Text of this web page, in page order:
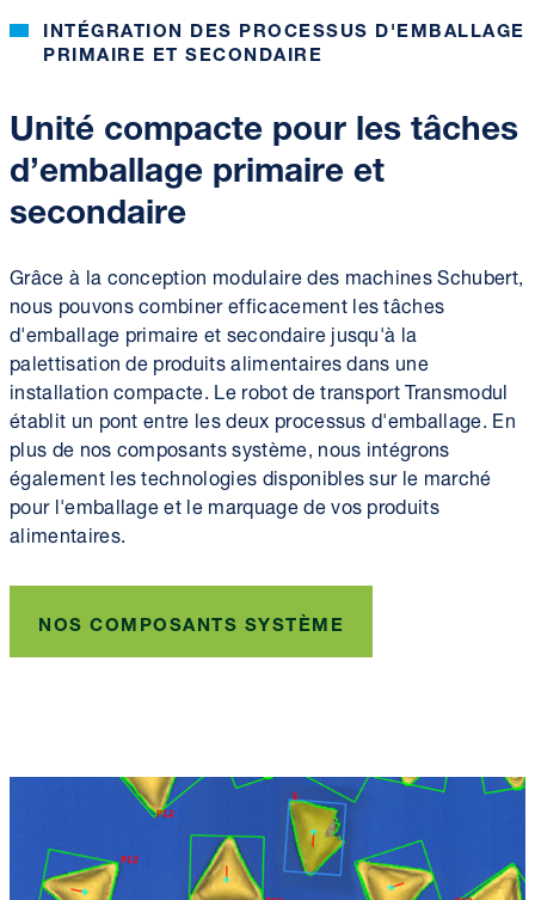
INTÉGRATION DES PROCESSUS D'EMBALLAGE
PRIMAIRE ET SECONDAIRE
Unité compacte pour les tâches
d’emballage primaire et
secondaire
Grâce à la conception modulaire des machines Schubert,
nous pouvons combiner efficacement les tâches
d'emballage primaire et secondaire jusqu'à la
palettisation de produits alimentaires dans une
installation compacte. Le robot de transport Transmodul
établit un pont entre les deux processus d'emballage. En
plus de nos composants système, nous intégrons
également les technologies disponibles sur le marché
pour l'emballage et le marquage de vos produits
alimentaires.
NOS COMPOSANTS SYSTÈME